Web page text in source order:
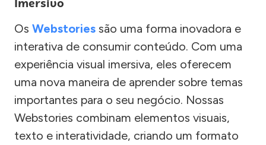
Os Webstories são uma forma inovadora e
interativa de consumir conteúdo. Com uma
experiência visual imersiva, eles oferecem
uma nova maneira de aprender sobre temas
importantes para o seu negócio. Nossas
Webstories combinam elementos visuais,
texto e interatividade, criando um formato